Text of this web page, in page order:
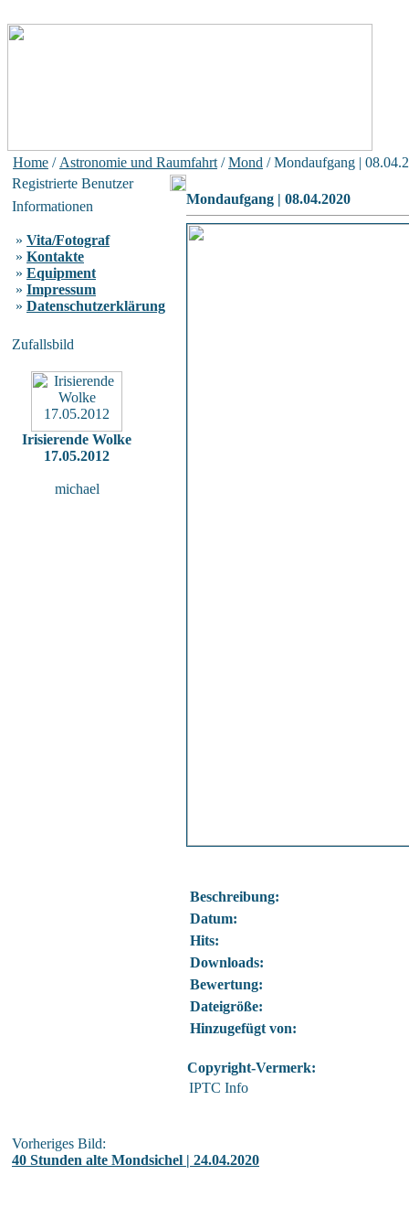
Home / Astronomie und Raumfahrt /Mond / Mondaufgang |
Registrierte Benutzer
Informationen
» Vita/Fotograf
» Kontakte
» Equipment
» Impressum
» Datenschutzerklärung
Zufallsbild
Irisierende Wolke
17.05.2012
michael
Mondaufgang | 08.04.2020
Beschreibung:
Datum:
Hits:
Downloads:
Bewertung:
Dateigröße:
Hinzugefügt von:
Copyright-Vermerk:
IPTC Info
Vorheriges Bild:
40 Stunden alte Mondsichel | 24.04.2020